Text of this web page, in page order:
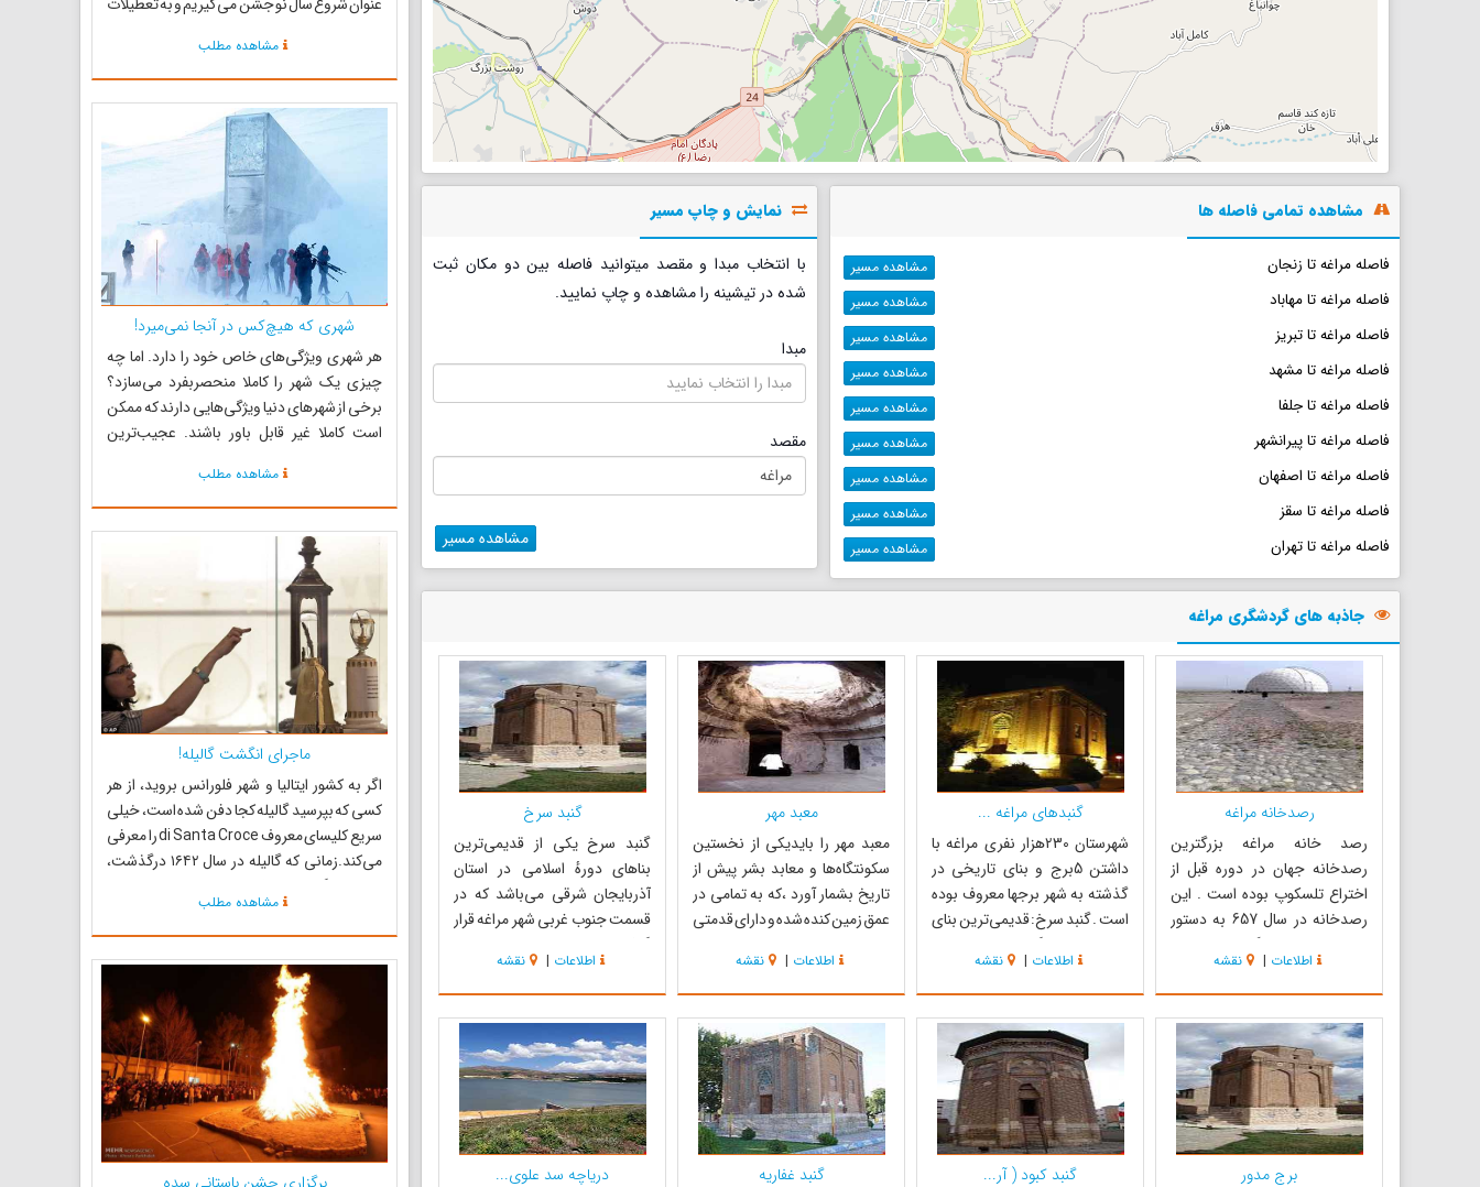
مشاهده تمامی فاصله ها
فاصله مراغه تا زنجان مشاهده مسیر
فاصله مراغه تا مهاباد مشاهده مسیر
فاصله مراغه تا تبریز مشاهده مسیر
فاصله مراغه تا مشهد مشاهده مسیر
فاصله مراغه تا جلفا مشاهده مسیر
فاصله مراغه تا پیرانشهر مشاهده مسیر
فاصله مراغه تا اصفهان مشاهده مسیر
فاصله مراغه تا سقز مشاهده مسیر
فاصله مراغه تا تهران مشاهده مسیر
نمایش و چاپ مسیر
با انتخاب مبدا و مقصد میتوانید فاصله بین دو مکان ثبت
شده در تیشینه را مشاهده و چاپ نمایید.
مبدا
مقصد
مشاهده مسیر
جاذبه های گردشگری مراغه
رصدخانه مراغه
رصد خانه مراغه بزرگترین
رصدخانه جهان در دوره قبل از
اختراع تلسکوپ بوده است . این
رصدخانه در سال 657 به دستور
هلاکوخان نوه چنگیز خان مغول
زیرنظر خواجه نصیرطوسی روی تپه
ای در غرب مراغه بنا شد. ساخت این
بنا 15 سال به طول انجامید.
درتشکیل این بنا شخصیت هایی
چون علامه قطب الدین فخرالدین
مر...
اطلاعات | نقشه
گنبدهای مراغه ...
شهرستان 230هزار نفری مراغه با
داشتن 5برج و بنای تاریخی در
گذشته به شهر برجها معروف بوده
است . گنبد سرخ: قدیمی‌ترین بنای
تاریخی مراغه گنبد سرخ می‌باشد
542هجری قمری در دوره
سلجوقیان بنا نهاده شد . این بنای
مربع شکل ، هر ضلع آن قریب پنج
متر طول و 7متر ارتف...
اطلاعات | نقشه
معبد مهر
معبد مهر را بایدیکی از نخستین
سکونتگاه‌ها و معابد بشر پیش از
تاریخ بشمار آورد ،که به تمامی در
عمق زمین کنده شده و دارای قدمتی
ورودی دالان مانند سراشیب
مقابلش راه دیگری ندارد. این معبد
که در 140 کیلومتری جنوب شرق
تبریز و 6 کیلومتری جنوب شرقی
مراغه در رو...
اطلاعات | نقشه
گنبد سرخ
گنبد سرخ یکی از قدیمی‌ترین
بناهای دورهٔ اسلامی در استان
آذربایجان شرقی می‌باشد که در
قسمت جنوب غربی شهر مراغه قرار
گرفته‌است. نام بانی بنا و تاریخ
احداث آن‌را می‌توان از کتیبهٔ جبههٔ
شمالی و نام سازندهٔ آن را از کتیبهٔ
غربی ملاحظه نمود. این بنا در سال
۵۴۲ هجری در دورهٔ سلجوقیان به
دس...
اطلاعات | نقشه
برج مدور گنبد کبود ( آر... گنبد غفاریه دریاچه سد علوی...
مشاهده مطلب
شهری که هیچ‌کس در آنجا نمی‌میرد!
هر شهری ویژگی‌های خاص خود را دارد. اما چه
چیزی یک شهر را کاملا منحصربفرد می‌سازد؟
برخی از شهرهای دنیا ویژگی‌هایی دارند که ممکن
است کاملا غیر قابل باور باشند. عجیب‌ترین
مشاهده مطلب
ماجرای انگشت گالیله!
اگر به کشور ایتالیا و شهر فلورانس بروید، از هر
کسی که بپرسید گالیله کجا دفن شده است، خیلی
سریع کلیسای معروف di Santa Croce را معرفی
می‌کند.زمانی که گالیله در سال ۱۶۴۲ درگذشت،
«دوک بزرگ شهر توسکان
مشاهده مطلب